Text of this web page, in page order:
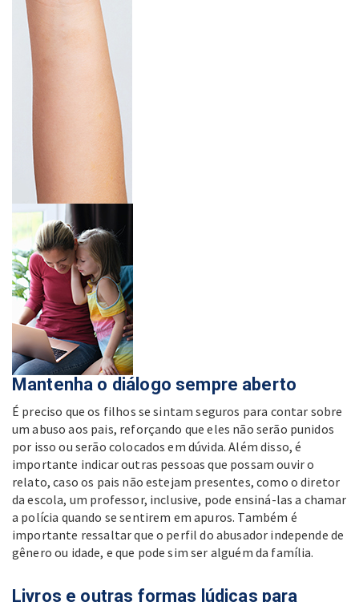
Mantenha o diálogo sempre aberto
É preciso que os filhos se sintam seguros para contar sobre
um abuso aos pais, reforçando que eles não serão punidos
por isso ou serão colocados em dúvida. Além disso, é
importante indicar outras pessoas que possam ouvir o
relato, caso os pais não estejam presentes, como o diretor
da escola, um professor, inclusive, pode ensiná-las a chamar
a polícia quando se sentirem em apuros. Também é
importante ressaltar que o perfil do abusador independe de
gênero ou idade, e que pode sim ser alguém da família.
Livros e outras formas lúdicas para